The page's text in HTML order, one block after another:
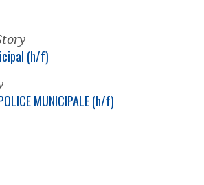
(h/f)
MUNICIPALE (h/f)